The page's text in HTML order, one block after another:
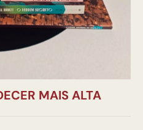
MAIS ALTA